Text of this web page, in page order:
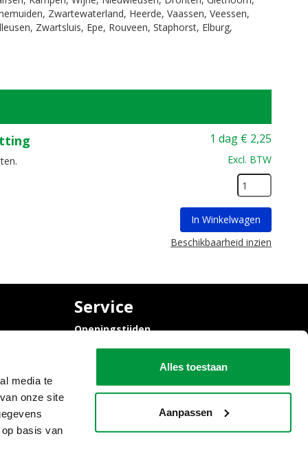
media te
onze site
basis van
Alles toestaan
Aanpassen
Zwartewaterland, Heerde, Vaassen, Veessen,
Zwartsluis, Epe, Rouveen, Staphorst, Elburg,
1 dag € 2,25
Excl. BTW
In Winkelwagen
Beschikbaarheid inzien
Service
Openingstijden